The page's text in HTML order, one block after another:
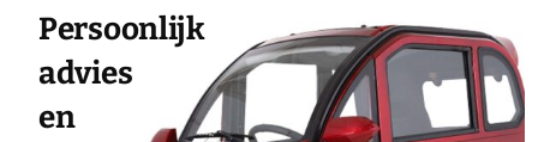
Persoonlijk
advies
en